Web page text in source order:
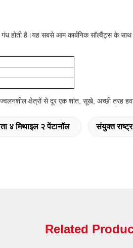
होती है।यह सबसे आम कार्बनिक सॉल्वैंट्स के
क्षेत्रों से दूर एक शांत, सूखे, अच्छी तरह
४ मिथाइल २ पेंटानॉल संयुक्त
Related